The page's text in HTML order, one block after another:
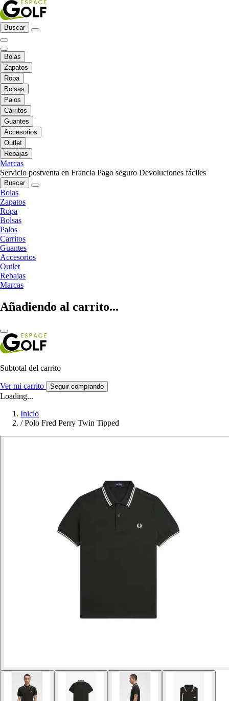
Buscar
Bolas
Zapatos
Ropa
Bolsas
Palos
Carritos
Guantes
Accesorios
Outlet
Rebajas
Marcas
Servicio postventa en Francia Pago seguro Devoluciones fáciles
Buscar
Bolas
Zapatos
Ropa
Bolsas
Palos
Carritos
Guantes
Accesorios
Outlet
Rebajas
Marcas
Añadiendo al carrito...
Subtotal del carrito
Ver mi carrito Seguir comprando
Loading...
Inicio
/ Polo Fred Perry Twin Tipped